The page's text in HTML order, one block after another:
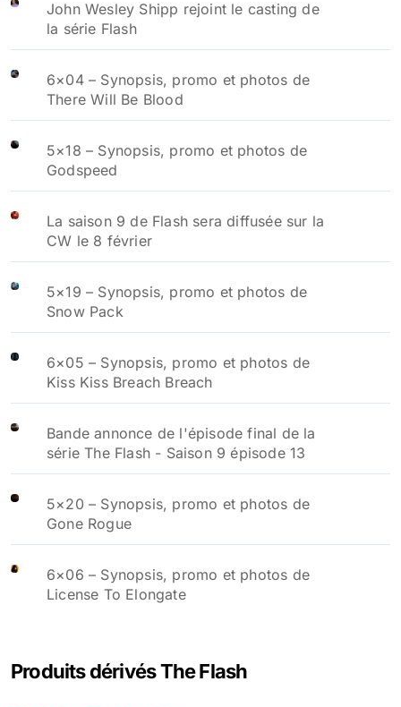
John Wesley Shipp rejoint le casting de
la série Flash
6×04 – Synopsis, promo et photos de
There Will Be Blood
5×18 – Synopsis, promo et photos de
Godspeed
La saison 9 de Flash sera diffusée sur la
CW le 8 février
5×19 – Synopsis, promo et photos de
Snow Pack
6×05 – Synopsis, promo et photos de
Kiss Kiss Breach Breach
Bande annonce de l'épisode final de la
série The Flash - Saison 9 épisode 13
5×20 – Synopsis, promo et photos de
Gone Rogue
6×06 – Synopsis, promo et photos de
License To Elongate
Produits dérivés The Flash